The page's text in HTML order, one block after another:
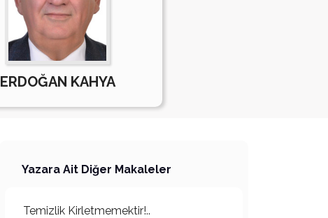
ERDOĞAN KAHYA
Yazara Ait Diğer Makaleler
Temizlik Kirletmemektir!..